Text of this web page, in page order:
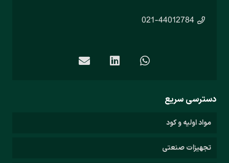
021-44012784
دسترسی سریع
مواد اولیه و کود
تجهیزات صنعتی